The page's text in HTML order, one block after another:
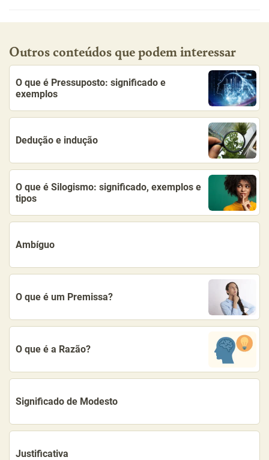
Outros conteúdos que podem interessar
O que é Pressuposto: significado e
exemplos
Dedução e indução
O que é Silogismo: significado, exemplos e
tipos
Ambíguo
O que é um Premissa?
O que é a Razão?
Significado de Modesto
Justificativa